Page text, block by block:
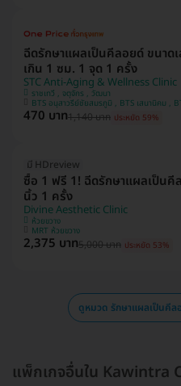
ฉีดรักษาแผลเป็นคีลอยด์ ขนาด
เกิน 1 ซม. 1 จุด 1 ครั้ง
STC Anti-Aging & Wellness Clinic
ราชเทวี , จตุจักร , วัฒนา
BTS
470 บาท1,140 บาท ประหยัด 59%
มี HDreview
ซื้อ 1 ฟรี 1! ฉีดรักษาแผลเป็นคี
นิ้ว 1 ครั้ง
Divine Aesthetic Clinic
ห้วยขวาง
MRT ห้วยขวาง
2,375 บาท5,000 บาท ประหยัด 53%
ดูหมวด รักษาแผลเป็นคี
แพ็กเกจอื่นใน Kawintra